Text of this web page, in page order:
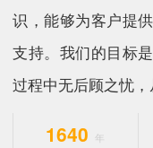
识，能够为客户提
支持。我们的目标
过程中无后顾之忧，
2019